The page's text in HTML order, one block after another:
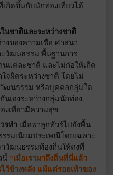
กิดขึ้นกับนักท่องเที่ยวได้
นชาติและระหว่างชาติ
งของความเชื่อ ศาสนา
วัฒนธรรม พื้นฐานการ
แต่ละชาติ และไม่ก่อให้เกิด
จผิดระหว่างชาติ โดยไม่
ฒนธรรม หรือบุคคลกลุ่มใด
เองระหว่างกลุ่มนักท่อง
งเที่ยวมีความสุข
รทำ เมื่อพาลูกทัวร์ไปยังพื้น
รมเนียมประเพณีโดยเฉพาะ
วัฒนธรรมท้องถิ่นให้คงที่
นี้ “เมื่อเรามาถึงถิ่นที่นี่แล้ว
ว้ข้างหลัง แม้แต่รอยเท้าของ